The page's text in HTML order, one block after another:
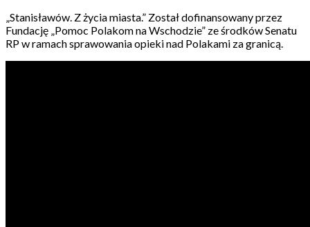
„Stanisławów. Z życia miasta.” Został dofinansowany przez
Fundację „Pomoc Polakom na Wschodzie” ze środków Senatu
RP w ramach sprawowania opieki nad Polakami za granicą.